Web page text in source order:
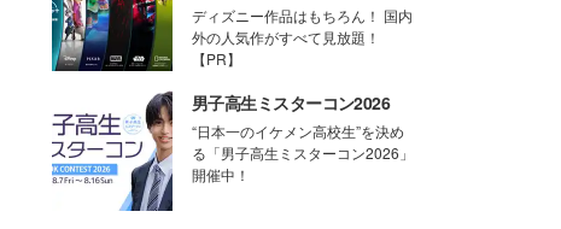
ディズニー作品はもちろん！ 国内
外の人気作がすべて見放題！
【PR】
男子高生ミスターコン2026
“日本一のイケメン高校生”を決め
る「男子高生ミスターコン2026」
開催中！